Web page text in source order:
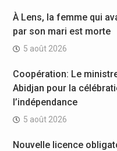
À Lens, la femme qui
par son mari est morte
5 août 2026
Coopération: Le
Abidjan pour la
l’indépendance
5 août 2026
Nouvelle licence